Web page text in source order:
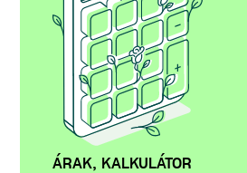
ÁRAK, KALKULÁTOR